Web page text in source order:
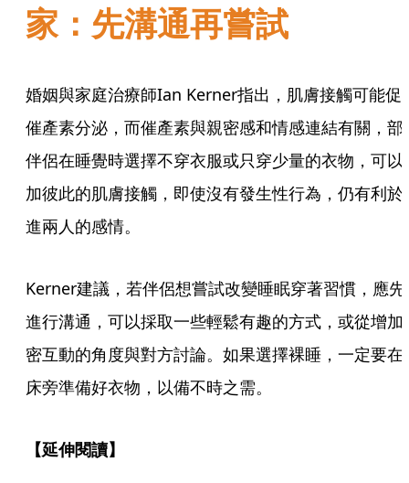
家：先溝通再嘗試
婚姻與家庭治療師Ian Kerner指出，肌膚接觸可能促
催產素分泌，而催產素與親密感和情感連結有關，部
伴侶在睡覺時選擇不穿衣服或只穿少量的衣物，可以
加彼此的肌膚接觸，即使沒有發生性行為，仍有利於
進兩人的感情。
Kerner建議，若伴侶想嘗試改變睡眠穿著習慣，應先
進行溝通，可以採取一些輕鬆有趣的方式，或從增加
密互動的角度與對方討論。如果選擇裸睡，一定要在
床旁準備好衣物，以備不時之需。
【延伸閱讀】